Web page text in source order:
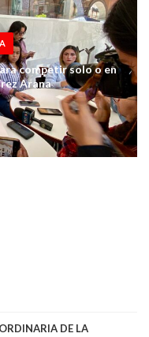
competir solo o en
Arana
DE LA